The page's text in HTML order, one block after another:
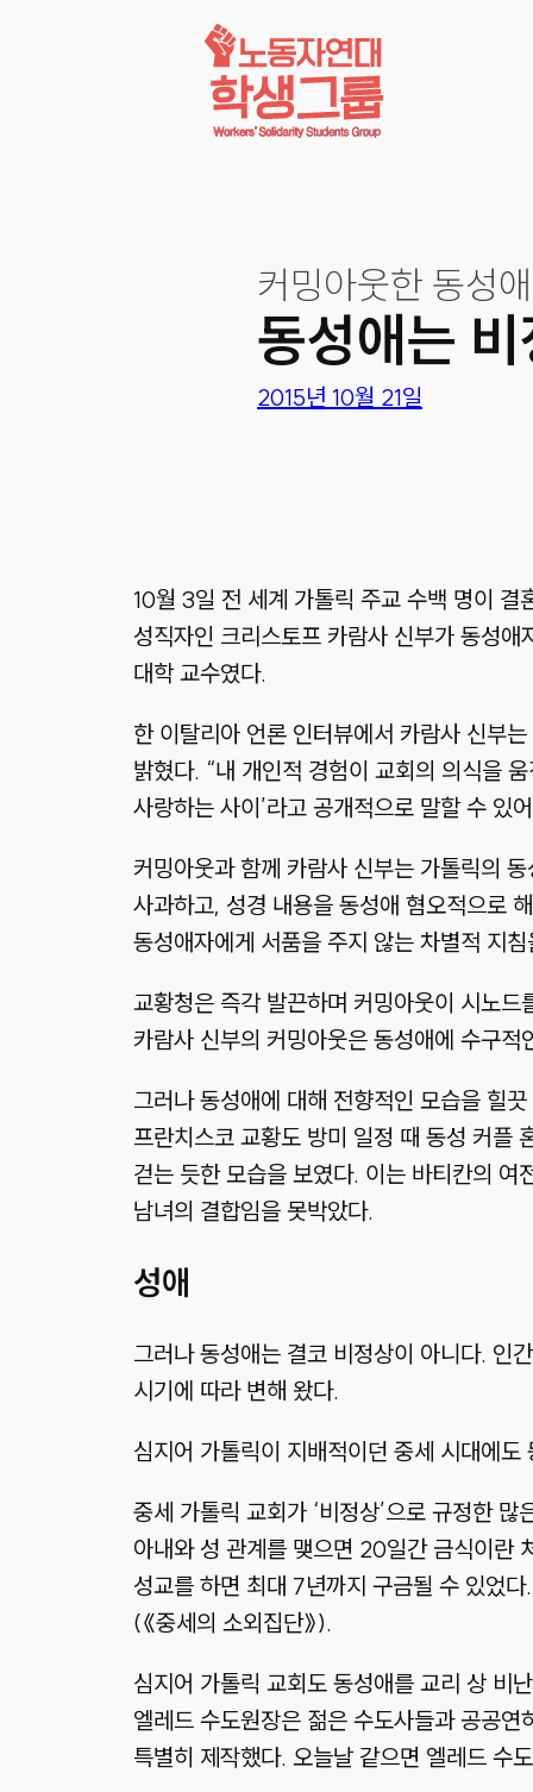
커밍아웃한 동성
동성애는
2015년 10월 21일
10월 3일 전 세계 가톨릭 주교 수백 명이
성직자인 크리스토프 카람사 신부가 동성
대학 교수였다.
한 이탈리아 언론 인터뷰에서 카람사 신부
밝혔다. “내 개인적 경험이 교회의 의식을
사랑하는 사이’라고 공개적으로 말할 수 있
커밍아웃과 함께 카람사 신부는 가톨릭의
사과하고, 성경 내용을 동성애 혐오적으로
동성애자에게 서품을 주지 않는 차별적 지
교황청은 즉각 발끈하며 커밍아웃이 시노
카람사 신부의 커밍아웃은 동성애에 수구
그러나 동성애에 대해 전향적인 모습을 힐
프란치스코 교황도 방미 일정 때 동성 커플
걷는 듯한 모습을 보였다. 이는 바티칸의
남녀의 결합임을 못박았다.
성애
그러나 동성애는 결코 비정상이 아니다. 인
시기에 따라 변해 왔다.
심지어 가톨릭이 지배적이던 중세 시대에
중세 가톨릭 교회가 ‘비정상’으로 규정한
아내와 성 관계를 맺으면 20일간 금식이란
성교를 하면 최대 7년까지 구금될 수 있었
(《중세의 소외집단》).
심지어 가톨릭 교회도 동성애를 교리 상 비
엘레드 수도원장은 젊은 수도사들과 공공
특별히 제작했다. 오늘날 같으면 엘레드 수